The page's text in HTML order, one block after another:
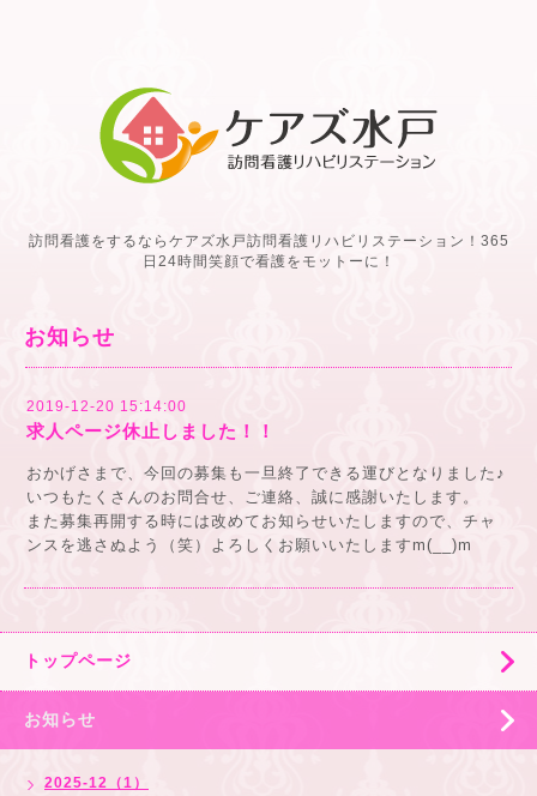
訪問看護をするならケアズ水戸訪問看護リハビリステーション！365
日24時間笑顔で看護をモットーに！
お知らせ
2019-12-20 15:14:00
求人ページ休止しました！！
おかげさまで、今回の募集も一旦終了できる運びとなりました♪
いつもたくさんのお問合せ、ご連絡、誠に感謝いたします。
また募集再開する時には改めてお知らせいたしますので、チャ
ンスを逃さぬよう（笑）よろしくお願いいたしますm(__)m
トップページ
お知らせ
2025-12（1）